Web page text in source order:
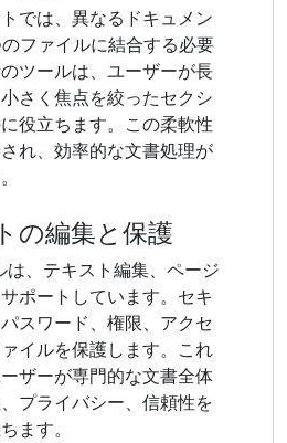
では、異なるドキュメン
ファイルに結合する必要
ツールは、ユーザーが長
さく焦点を絞ったセクシ
役立ちます。この柔軟性
れ、効率的な文書処理が
の編集と保護
は、テキスト編集、ページ
ポートしています。セキ
スワード、権限、アクセ
イルを保護します。これ
ザーが専門的な文書全体
プライバシー、信頼性を
ます。